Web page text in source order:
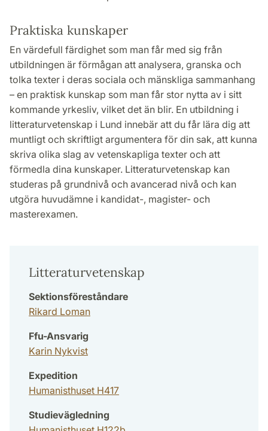
Praktiska kunskaper
En värdefull färdighet som man får med sig från
utbildningen är förmågan att analysera, granska och
tolka texter i deras sociala och mänskliga sammanhang
– en praktisk kunskap som man får stor nytta av i sitt
kommande yrkesliv, vilket det än blir. En utbildning i
litteraturvetenskap i Lund innebär att du får lära dig att
muntligt och skriftligt argumentera för din sak, att kunna
skriva olika slag av vetenskapliga texter och att
förmedla dina kunskaper. Litteraturvetenskap kan
studeras på grundnivå och avancerad nivå och kan
utgöra huvudämne i kandidat-, magister- och
masterexamen.
Litteraturvetenskap
Sektionsföreståndare
Rikard Loman
Ffu-Ansvarig
Karin Nykvist
Expedition
Humanisthuset H417
Studievägledning